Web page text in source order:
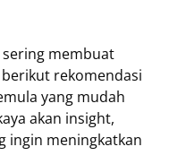
membuat
rekomendasi
yang mudah
akan insight,
ingin meningkatkan